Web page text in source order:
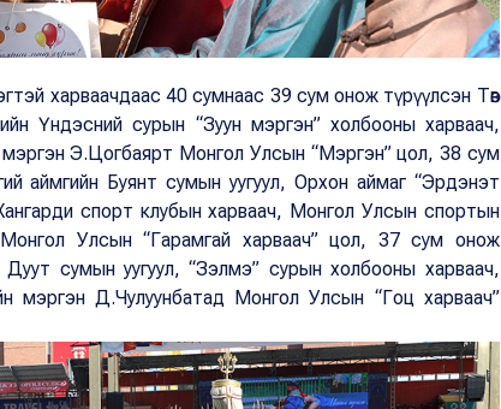
харваачдаас 40 сумнаас 39 сум онож түрүүлсэн Төв
Үндэсний сурын “Зуун мэргэн” холбооны харваач,
Э.Цогбаярт Монгол Улсын “Мэргэн” цол, 38 сум
аймгийн Буянт сумын уугуул, Орхон аймаг “Эрдэнэт
спорт клубын харваач, Монгол Улсын спортын
Улсын “Гарамгай харваач” цол, 37 сум онож
сумын уугуул, “Зэлмэ” сурын холбооны харваач,
Д.Чулуунбатад Монгол Улсын “Гоц харваач”